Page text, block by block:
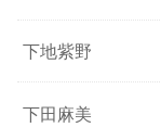
下地紫野
下田麻美